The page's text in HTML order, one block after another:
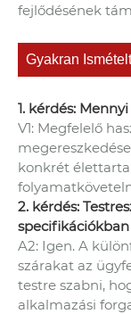
fejlődésének
Gyakran
1. kérdés:
V1: Megfelelő
konkrét
2. kérdés:
A2: Igen. A
szárakat az
testre szabni,
alkalmazási